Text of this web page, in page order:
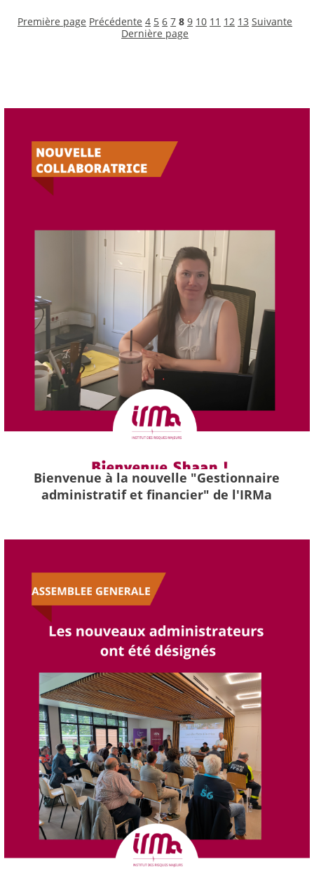
Première page Précédente 4 5 6 7 8 9 10 11 12 13 Suivante
Dernière page
Bienvenue à la nouvelle "Gestionnaire
administratif et financier" de l'IRMa